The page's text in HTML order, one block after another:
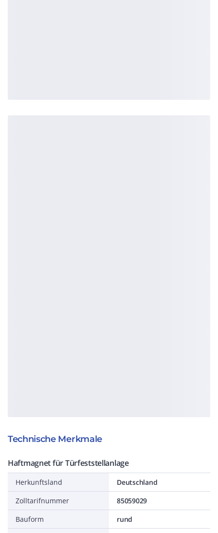
Technische Merkmale
Haftmagnet für Türfeststellanlage
Herkunftsland
Deutschland
Zolltarifnummer
85059029
Bauform
rund